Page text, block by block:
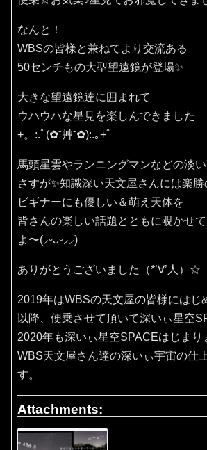
なんと！
WBSの皆様と兼ねてより交流ある
50センチもの大型望遠鏡が登場✨
大きな望遠鏡達に囲まれて
ウハウハな星見を楽しんできました
+。:.ﾟ(✿˘艸˘✿):.｡+ﾟ
馬頭星雲やランニングマンなどの淡
さすが✨知識深い天文屋さんには楽
ビギナーにも優しい＆萌え天体を
皆さんの楽しい話題とともに覗かせ
よ〜(⸝ᵕᴗᵕ⸝⸝)
ありがとうございました（*’∀’人）☆
2019年はWBSの天文屋の皆様にはじ
以降、便乗させて頂いて深いぃ星空
2020年も深いぃ星空SPACEはじま
WBS天文屋さん達の深いぃ宇宙の仕
す。
Attachments: